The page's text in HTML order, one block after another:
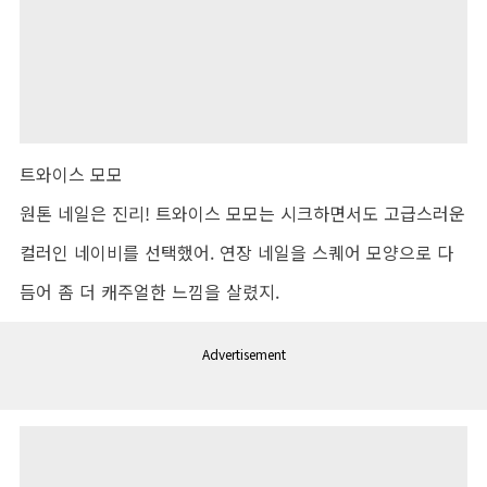
트와이스 모모
원톤 네일은 진리! 트와이스 모모는 시크하면서도 고급스러운
컬러인 네이비를 선택했어. 연장 네일을 스퀘어 모양으로 다
듬어 좀 더 캐주얼한 느낌을 살렸지.
Advertisement